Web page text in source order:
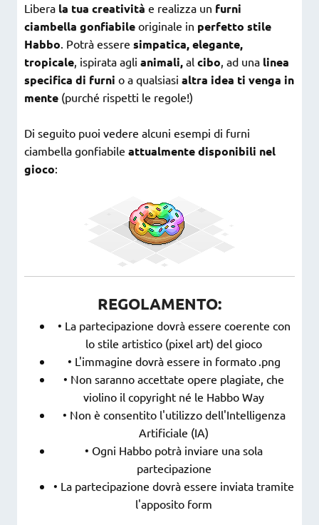
Libera la tua creatività e realizza un furni
ciambella gonfiabile originale in perfetto stile
Habbo. Potrà essere simpatica, elegante,
tropicale, ispirata agli animali, al cibo, ad una linea
specifica di furni o a qualsiasi altra idea ti venga in
mente (purché rispetti le regole!)
Di seguito puoi vedere alcuni esempi di furni
ciambella gonfiabile attualmente disponibili nel
gioco:
REGOLAMENTO:
• La partecipazione dovrà essere coerente con
lo stile artistico (pixel art) del gioco
• L'immagine dovrà essere in formato .png
• Non saranno accettate opere plagiate, che
violino il copyright né le Habbo Way
• Non è consentito l'utilizzo dell'Intelligenza
Artificiale (IA)
• Ogni Habbo potrà inviare una sola
partecipazione
• La partecipazione dovrà essere inviata tramite
l'apposito form